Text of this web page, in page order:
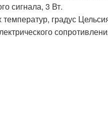
сигнала, 3 Вт.
градус